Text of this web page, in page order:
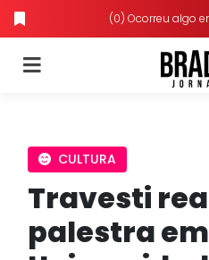
(0) Ocorreu algo
CULTURA
Travesti
palestra em